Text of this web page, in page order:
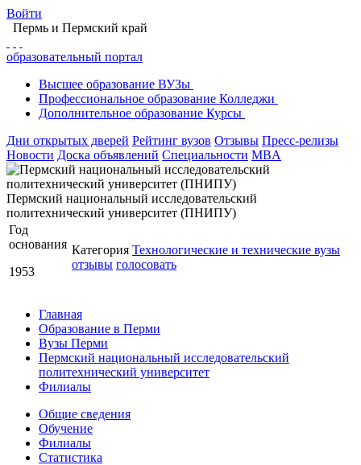
Войти
Пермь и Пермский край
образовательный портал
Высшее образование ВУЗы
Профессиональное образование Колледжи
Дополнительное образование Курсы
Дни открытых дверей Рейтинг вузов Отзывы Пресс-релизы
Новости Доска объявлений Специальности MBA
Пермский национальный исследовательский
политехнический университет (ПНИПУ)
Год
основания
1953
Категория Технологические и технические вузы
отзывы голосовать
Главная
Образование в Перми
Вузы Перми
Пермский национальный исследовательский
политехнический университет
Филиалы
Общие сведения
Обучение
Филиалы
Статистика